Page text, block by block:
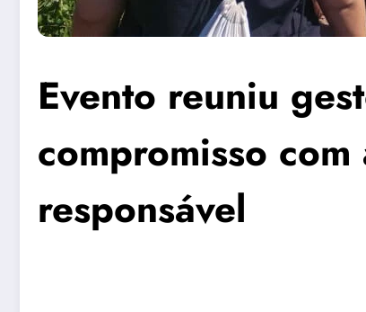
Evento reuniu
compromisso
responsável